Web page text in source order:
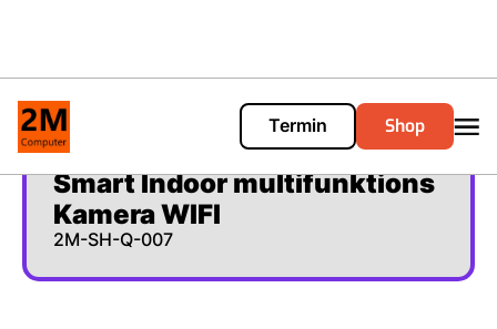
Termin Shop
Smart Indoor multifunktions
Kamera WIFI
2M-SH-Q-007